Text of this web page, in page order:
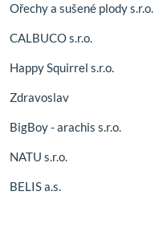
Ořechy a sušené plody s.r.o.
CALBUCO s.r.o.
Happy Squirrel s.r.o.
Zdravoslav
BigBoy - arachis s.r.o.
NATU s.r.o.
BELIS a.s.